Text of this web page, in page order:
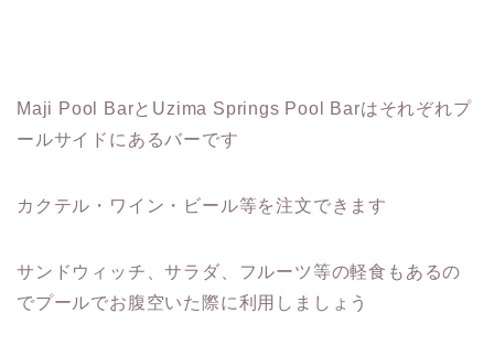
Maji Pool BarとUzima Springs Pool Barはそれぞれプ
ールサイドにあるバーです
カクテル・ワイン・ビール等を注文できます
サンドウィッチ、サラダ、フルーツ等の軽食もあるの
でプールでお腹空いた際に利用しましょう